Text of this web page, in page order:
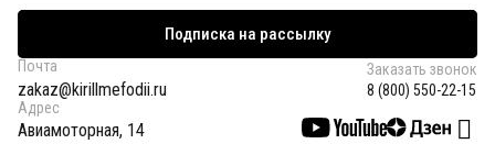
Подписка на рассылку
Почта
zakaz@kirillmefodii.ru
Заказать звонок
8 (800) 550-22-15
Адрес
Авиамоторная, 14